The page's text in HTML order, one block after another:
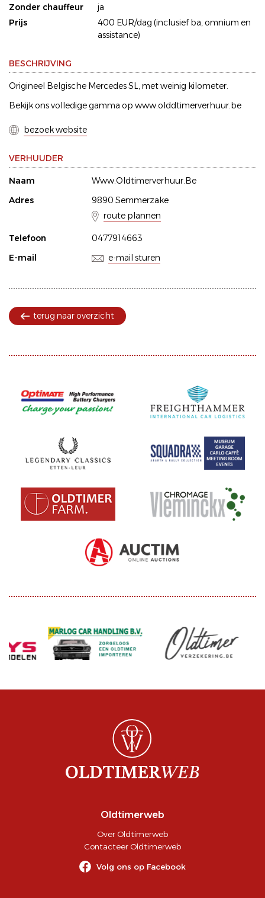
Zonder chauffeur
ja
Prijs
400 EUR/dag (inclusief ba, omnium en
assistance)
BESCHRIJVING
Origineel Belgische Mercedes SL, met weinig kilometer.
Bekijk ons volledige gamma op www.olddtimerverhuur.be
bezoek website
VERHUUDER
Naam
Www.Oldtimerverhuur.Be
Adres
9890 Semmerzake
route plannen
Telefoon
0477914663
E-mail
e-mail sturen
terug naar overzicht
Oldtimerweb
Over Oldtimerweb
Contacteer Oldtimerweb
Volg ons op Facebook